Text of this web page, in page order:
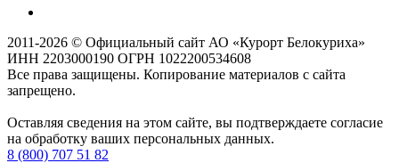
2011-2026 © Официальный сайт АО «Курорт Белокуриха»
ИНН 2203000190 ОГРН 1022200534608
Все права защищены. Копирование материалов с сайта
запрещено.
Оставляя сведения на этом сайте, вы подтверждаете согласие
на обработку ваших персональных данных.
8 (800) 707 51 82